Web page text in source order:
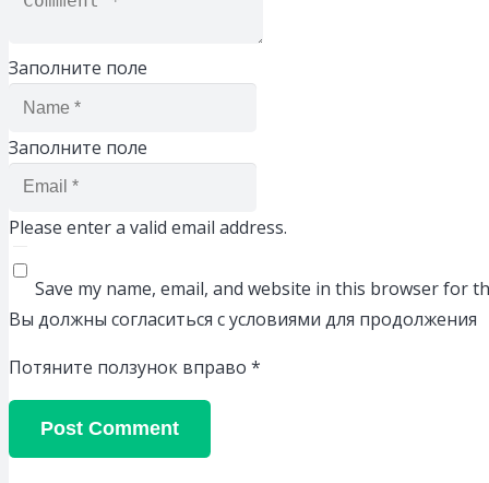
Заполните поле
Заполните поле
Please enter a valid email address.
Save my name, email, and website in this browser for
Вы должны согласиться с условиями для продолжения
Потяните ползунок вправо *
Post Comment